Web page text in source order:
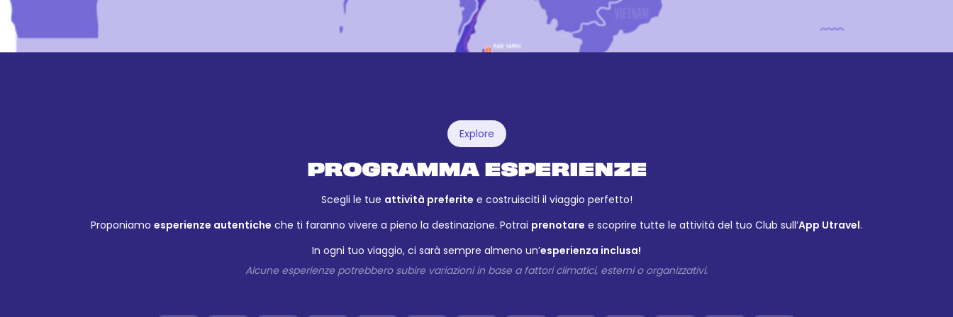
Explore
PROGRAMMA ESPERIENZE
Scegli le tue attività preferite e costruisciti il viaggio perfetto!
Proponiamo esperienze autentiche che ti faranno vivere a pieno la destinazione. Potrai prenotare e scoprire tutte le attività del tuo Club sull’App Utravel.
In ogni tuo viaggio, ci sarà sempre almeno un’esperienza inclusa!
Alcune esperienze potrebbero subire variazioni in base a fattori climatici, esterni o organizzativi.